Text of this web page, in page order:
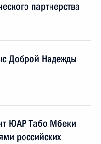
партнерства
Доброй Надежды
ЮАР Табо Мбеки
российских